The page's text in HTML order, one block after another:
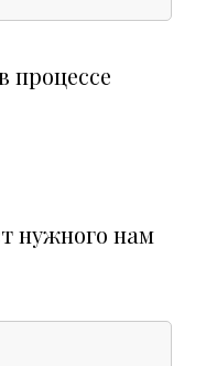
процессе
нужного нам